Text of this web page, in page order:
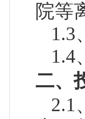
院等
1.3
1.4
二、
2.1